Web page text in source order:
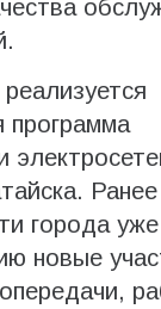
программа
города
новые